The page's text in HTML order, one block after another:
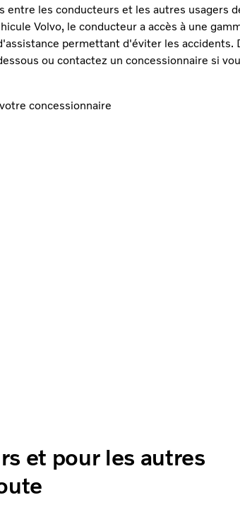
entre les conducteurs et les autres usagers
Volvo, le conducteur a accès à une
permettant d'éviter les accidents.
ou contactez un concessionnaire si
concessionnaire
et pour les autres